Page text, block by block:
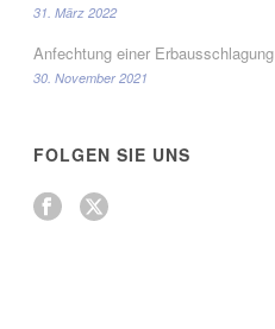
31. März 2022
Anfechtung einer Erbausschlagung
30. November 2021
FOLGEN SIE UNS